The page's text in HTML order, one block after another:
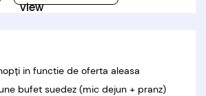
view
in functie de oferta aleasa
bufet suedez (mic dejun + pranz)